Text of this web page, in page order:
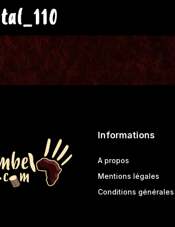
Informations
A propos
Mentions légales
Conditions